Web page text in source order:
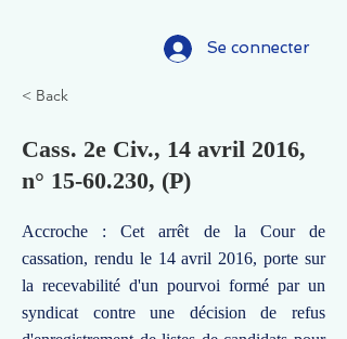
Se connecter
< Back
Cass. 2e Civ., 14 avril 2016,
n° 15-60.230, (P)
Accroche : Cet arrêt de la Cour de
cassation, rendu le 14 avril 2016, porte sur
la recevabilité d'un pourvoi formé par un
syndicat contre une décision de refus